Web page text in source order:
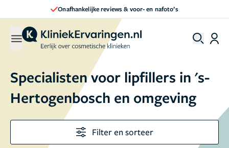
Onafhankelijke reviews & voor- en nafoto’s
Specialisten voor lipfillers in 's-
Hertogenbosch en omgeving
Filter en sorteer